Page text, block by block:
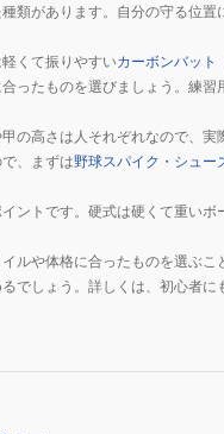
類があります。自分の守る位
くて振りやすいカーボンバット
ったものを選びましょう。練習
の高さは人それぞれなので、
、まずは野球スパイク・シュー
ントです。硬式は硬くて重い
ルや体格に合ったものを選ぶ
でしょう。詳しくは、初心者に